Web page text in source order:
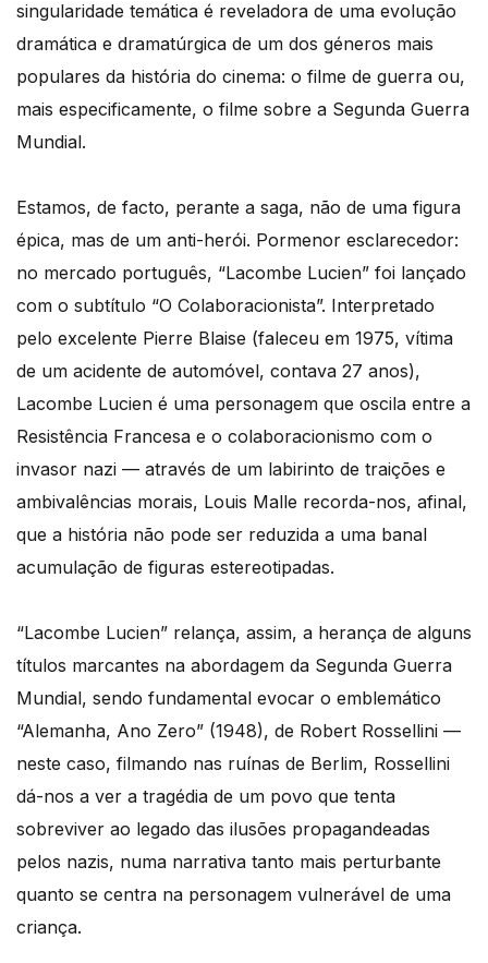
singularidade temática é reveladora de uma evolução
dramática e dramatúrgica de um dos géneros mais
populares da história do cinema: o filme de guerra ou,
mais especificamente, o filme sobre a Segunda Guerra
Mundial.
Estamos, de facto, perante a saga, não de uma figura
épica, mas de um anti-herói. Pormenor esclarecedor:
no mercado português, “Lacombe Lucien” foi lançado
com o subtítulo “O Colaboracionista”. Interpretado
pelo excelente Pierre Blaise (faleceu em 1975, vítima
de um acidente de automóvel, contava 27 anos),
Lacombe Lucien é uma personagem que oscila entre a
Resistência Francesa e o colaboracionismo com o
invasor nazi — através de um labirinto de traições e
ambivalências morais, Louis Malle recorda-nos, afinal,
que a história não pode ser reduzida a uma banal
acumulação de figuras estereotipadas.
“Lacombe Lucien” relança, assim, a herança de alguns
títulos marcantes na abordagem da Segunda Guerra
Mundial, sendo fundamental evocar o emblemático
“Alemanha, Ano Zero” (1948), de Robert Rossellini —
neste caso, filmando nas ruínas de Berlim, Rossellini
dá-nos a ver a tragédia de um povo que tenta
sobreviver ao legado das ilusões propagandeadas
pelos nazis, numa narrativa tanto mais perturbante
quanto se centra na personagem vulnerável de uma
criança.